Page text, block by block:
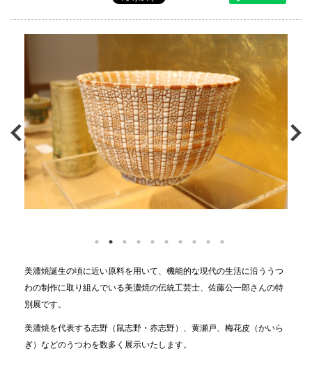
美濃焼誕生の頃に近い原料を用いて、機能的な現代の生活に沿ううつ
わの制作に取り組んでいる美濃焼の伝統工芸士、佐藤公一郎さんの特
別展です。
美濃焼を代表する志野（鼠志野・赤志野）、黄瀬戸、梅花皮（かいら
ぎ）などのうつわを数多く展示いたします。